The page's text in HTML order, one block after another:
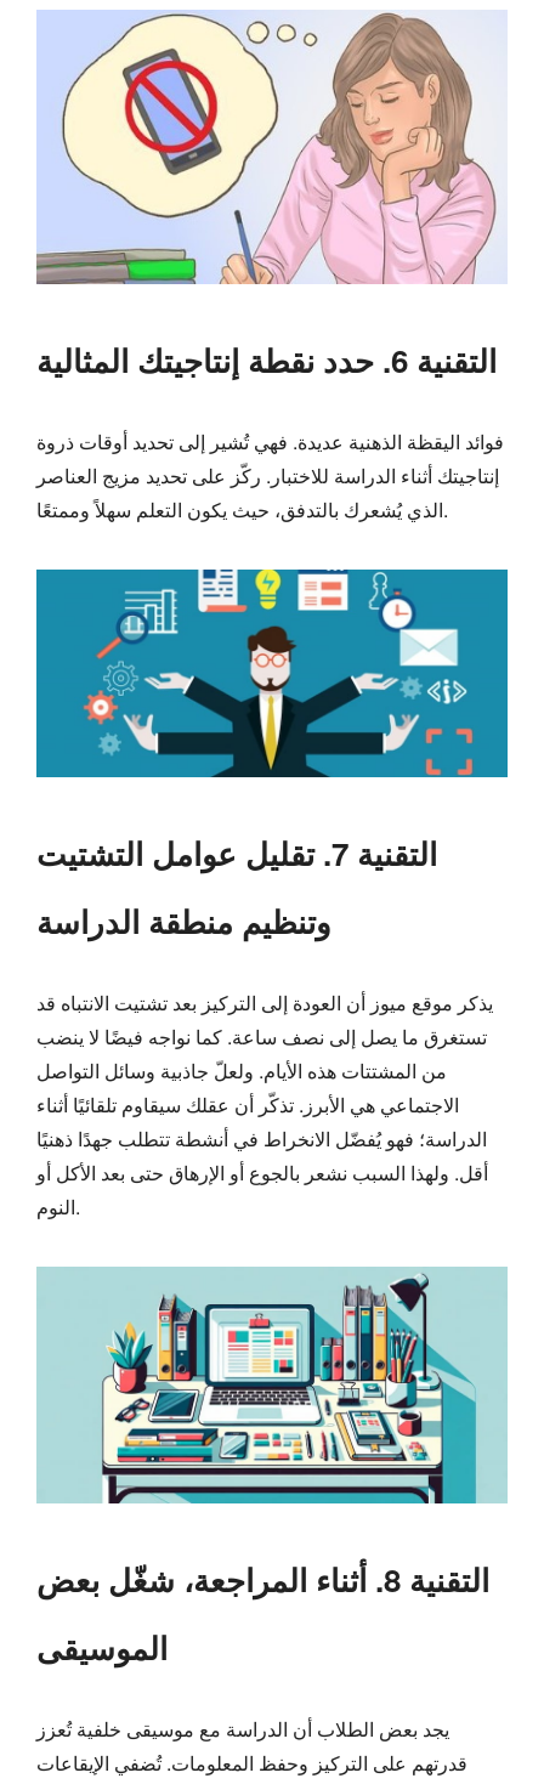
التقنية 6. حدد نقطة إنتاجيتك المثالية
فوائد اليقظة الذهنية عديدة. فهي تُشير إلى تحديد أوقات ذروة
إنتاجيتك أثناء الدراسة للاختبار. ركّز على تحديد مزيج العناصر
الذي يُشعرك بالتدفق، حيث يكون التعلم سهلاً وممتعًا.
التقنية 7. تقليل عوامل التشتيت
وتنظيم منطقة الدراسة
يذكر موقع ميوز أن العودة إلى التركيز بعد تشتيت الانتباه قد
تستغرق ما يصل إلى نصف ساعة. كما نواجه فيضًا لا ينضب
من المشتتات هذه الأيام. ولعلّ جاذبية وسائل التواصل
الاجتماعي هي الأبرز. تذكّر أن عقلك سيقاوم تلقائيًا أثناء
الدراسة؛ فهو يُفضّل الانخراط في أنشطة تتطلب جهدًا ذهنيًا
أقل. ولهذا السبب نشعر بالجوع أو الإرهاق حتى بعد الأكل أو
النوم.
التقنية 8. أثناء المراجعة، شغّل بعض
الموسيقى
يجد بعض الطلاب أن الدراسة مع موسيقى خلفية تُعزز
قدرتهم على التركيز وحفظ المعلومات. تُضفي الإيقاعات